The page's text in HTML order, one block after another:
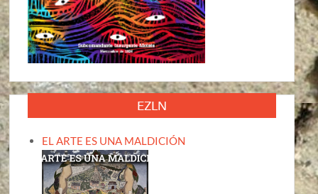
EZLN
EL ARTE ES UNA MALDICIÓN